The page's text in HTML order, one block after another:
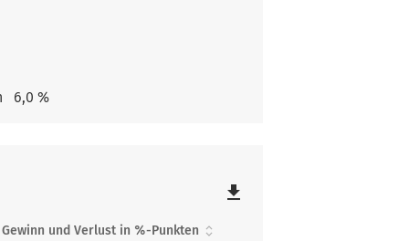
6,0 %
file_download
Gewinn und Verlust in %-Punkten